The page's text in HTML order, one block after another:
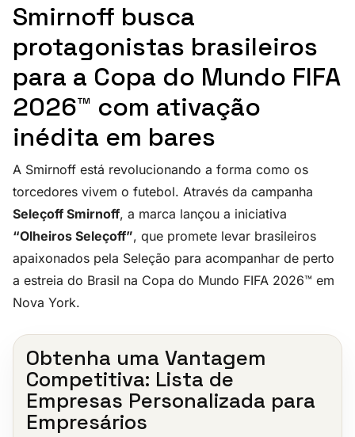
Smirnoff busca
protagonistas brasileiros
para a Copa do Mundo FIFA
2026™ com ativação
inédita em bares
A Smirnoff está revolucionando a forma como os
torcedores vivem o futebol. Através da campanha
Seleçoff Smirnoff, a marca lançou a iniciativa
“Olheiros Seleçoff”, que promete levar brasileiros
apaixonados pela Seleção para acompanhar de perto
a estreia do Brasil na Copa do Mundo FIFA 2026™ em
Nova York.
Obtenha uma Vantagem
Competitiva: Lista de
Empresas Personalizada para
Empresários